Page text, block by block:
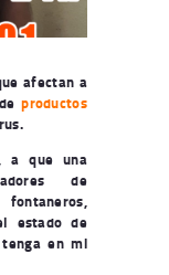
afectan a
deproductos
a que una
de
estado de
en mi